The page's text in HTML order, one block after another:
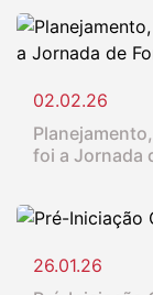
02.02.26
foi a Jornada
26.01.26